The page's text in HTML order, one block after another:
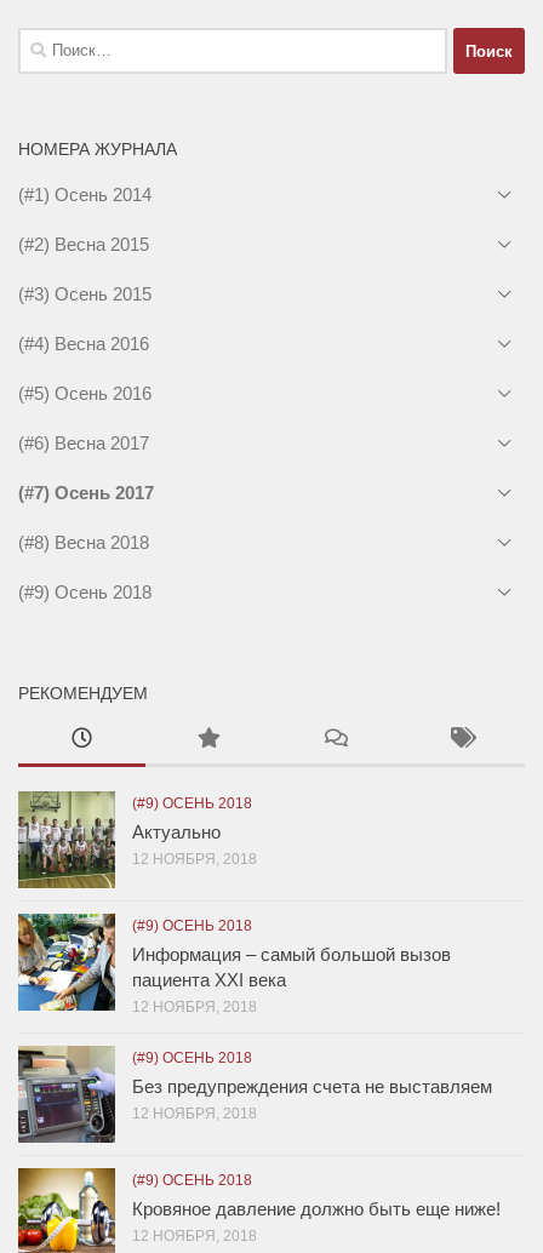
Найти:
НОМЕРА ЖУРНАЛА
(#1) Осень 2014
(#2) Весна 2015
(#3) Осень 2015
(#4) Весна 2016
(#5) Осень 2016
(#6) Весна 2017
(#7) Осень 2017
(#8) Весна 2018
(#9) Осень 2018
РЕКОМЕНДУЕМ
(#9) ОСЕНЬ 2018
Актуально
12 НОЯБРЯ, 2018
(#9) ОСЕНЬ 2018
Информация – самый большой вызов
пациента XXI века
12 НОЯБРЯ, 2018
(#9) ОСЕНЬ 2018
Без предупреждения счета не выставляем
12 НОЯБРЯ, 2018
(#9) ОСЕНЬ 2018
Кровяное давление должно быть еще ниже!
12 НОЯБРЯ, 2018